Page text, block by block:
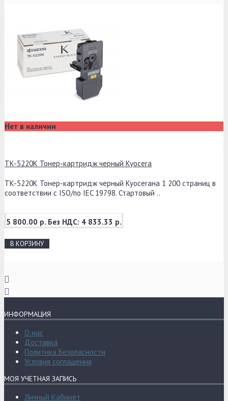
Нет в наличии
TK-5220K Тонер-картридж черный Kyocera
TK-5220K Тонер-картридж черный Kyoceraна 1 200 страниц в
соответствии с ISO/по IEC 19798. Стартовый ..
5 800.00 р. Без НДС: 4 833.33 р.
В КОРЗИНУ
ИНФОРМАЦИЯ
О нас
Доставка
Политика Безопасности
Условия соглашения
МОЯ УЧЕТНАЯ ЗАПИСЬ
Личный Кабинет